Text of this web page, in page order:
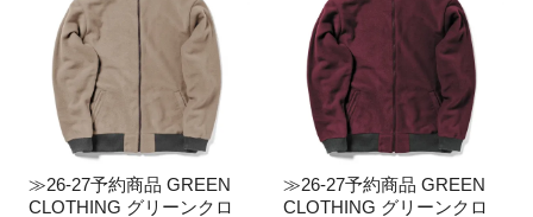
≫26-27予約商品 GREEN
CLOTHING グリーンクロ
≫26-27予約商品 GREEN
CLOTHING グリーンクロ